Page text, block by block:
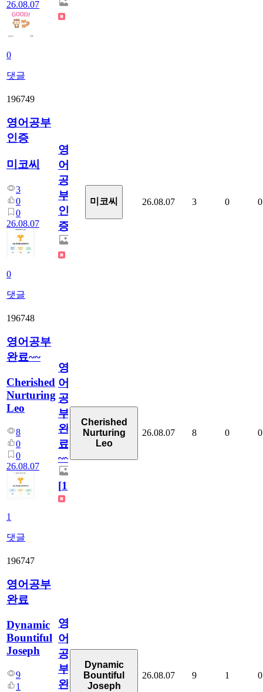
26.08.07
0
댓글
196749
영어공부
인증
미코씨
3
0
0
26.08.07
0
댓글
영
어
공
부
인
증
미코씨 26.08.07 3 0 0
196748
영어공부
완료~~
Cherished
Nurturing
Leo
8
0
0
26.08.07
1
댓글
영
어
공
부
완
료
~~
[1]
Cherished
Nurturing
Leo
26.08.07 8 0 0
196747
영어공부
완료
Dynamic
Bountiful
Joseph
9
1
영
어
공
부
완
Dynamic
Bountiful
Joseph
26.08.07 9 1 0